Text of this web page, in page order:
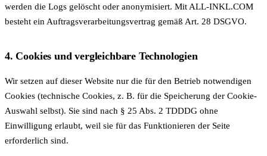
werden die Logs gelöscht oder anonymisiert. Mit ALL-INKL.COM
besteht ein Auftragsverarbeitungsvertrag gemäß Art. 28 DSGVO.
4. Cookies und vergleichbare Technologien
Wir setzen auf dieser Website nur die für den Betrieb notwendigen
Cookies (technische Cookies, z. B. für die Speicherung der Cookie-
Auswahl selbst). Sie sind nach § 25 Abs. 2 TDDDG ohne
Einwilligung erlaubt, weil sie für das Funktionieren der Seite
erforderlich sind.